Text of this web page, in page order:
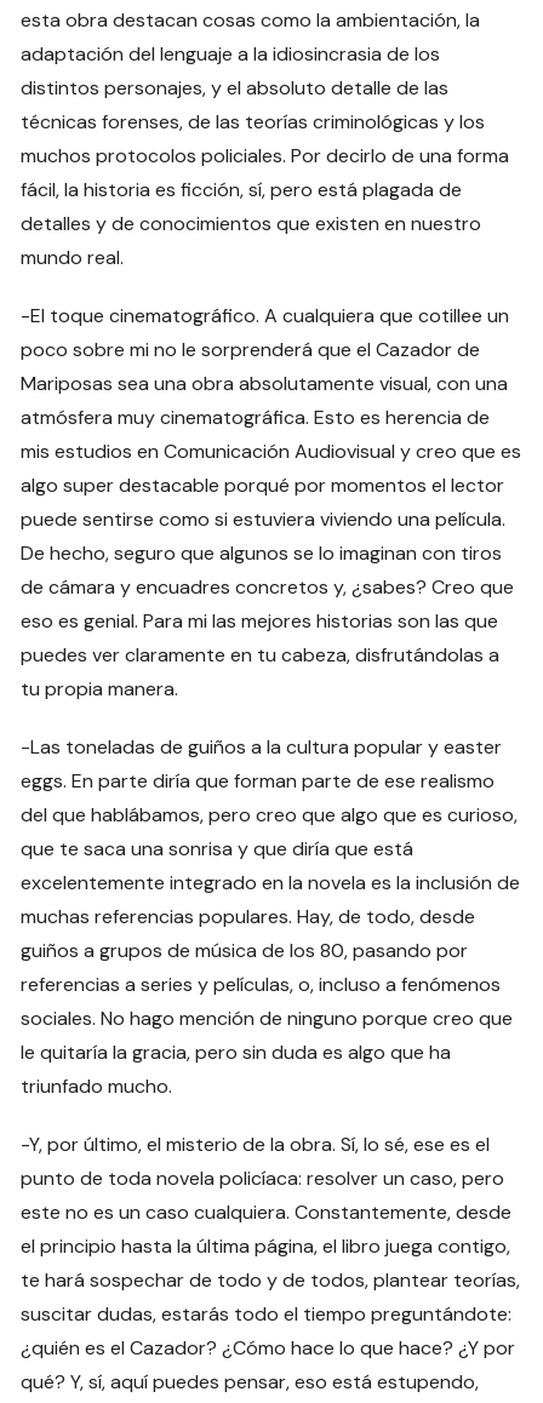
esta obra destacan cosas como la ambientación, la
adaptación del lenguaje a la idiosincrasia de los
distintos personajes, y el absoluto detalle de las
técnicas forenses, de las teorías criminológicas y los
muchos protocolos policiales. Por decirlo de una forma
fácil, la historia es ficción, sí, pero está plagada de
detalles y de conocimientos que existen en nuestro
mundo real.
-El toque cinematográfico. A cualquiera que cotillee un
poco sobre mi no le sorprenderá que el Cazador de
Mariposas sea una obra absolutamente visual, con una
atmósfera muy cinematográfica. Esto es herencia de
mis estudios en Comunicación Audiovisual y creo que es
algo super destacable porqué por momentos el lector
puede sentirse como si estuviera viviendo una película.
De hecho, seguro que algunos se lo imaginan con tiros
de cámara y encuadres concretos y, ¿sabes? Creo que
eso es genial. Para mi las mejores historias son las que
puedes ver claramente en tu cabeza, disfrutándolas a
tu propia manera.
-Las toneladas de guiños a la cultura popular y easter
eggs. En parte diría que forman parte de ese realismo
del que hablábamos, pero creo que algo que es curioso,
que te saca una sonrisa y que diría que está
excelentemente integrado en la novela es la inclusión de
muchas referencias populares. Hay, de todo, desde
guiños a grupos de música de los 80, pasando por
referencias a series y películas, o, incluso a fenómenos
sociales. No hago mención de ninguno porque creo que
le quitaría la gracia, pero sin duda es algo que ha
triunfado mucho.
-Y, por último, el misterio de la obra. Sí, lo sé, ese es el
punto de toda novela policíaca: resolver un caso, pero
este no es un caso cualquiera. Constantemente, desde
el principio hasta la última página, el libro juega contigo,
te hará sospechar de todo y de todos, plantear teorías,
suscitar dudas, estarás todo el tiempo preguntándote:
¿quién es el Cazador? ¿Cómo hace lo que hace? ¿Y por
qué? Y, sí, aquí puedes pensar, eso está estupendo,